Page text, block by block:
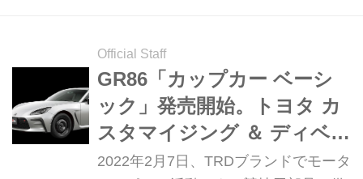
Official Staff
GR86「カップカー ベーシ
ック」発売開始。トヨタ カ
スタマイジング ＆ ディベロ
ップメント製ワンメイクレ
2022年2月7日、TRDブランドでモータ